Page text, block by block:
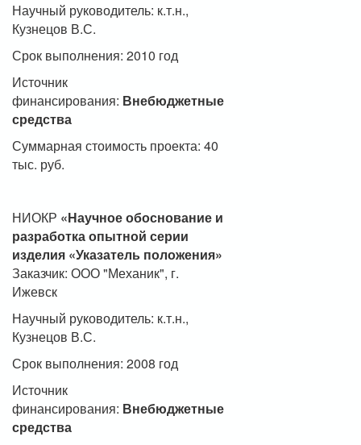
Научный руководитель: к.т.н.,
Кузнецов В.С.
Срок выполнения: 2010 год
Источник
финансирования: Внебюджетные
средства
Суммарная стоимость проекта: 40
тыс. руб.
НИОКР «Научное обоснование и
разработка опытной серии
изделия «Указатель положения»
Заказчик: ООО "Механик", г.
Ижевск
Научный руководитель: к.т.н.,
Кузнецов В.С.
Срок выполнения: 2008 год
Источник
финансирования: Внебюджетные
средства